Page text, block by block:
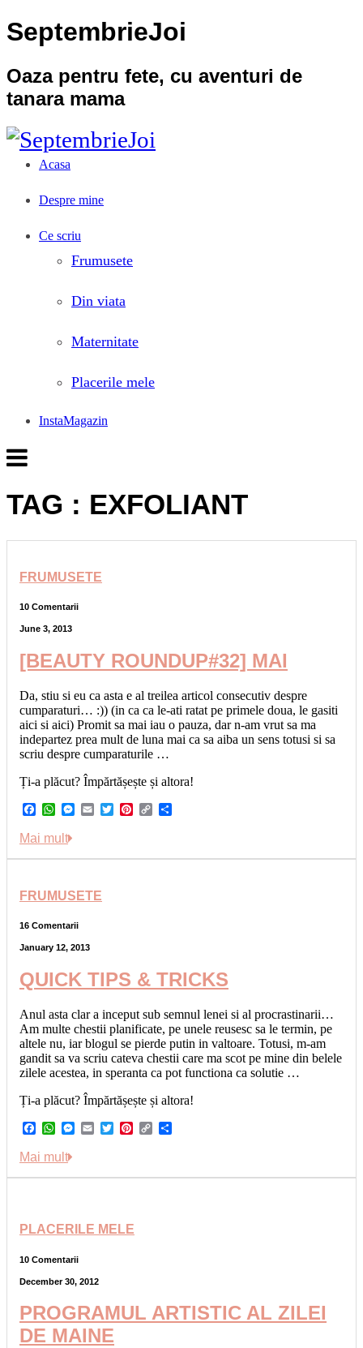
SeptembrieJoi
Oaza pentru fete, cu aventuri de
tanara mama
Acasa
Despre mine
Ce scriu
Frumusete
Din viata
Maternitate
Placerile mele
InstaMagazin
TAG : EXFOLIANT
FRUMUSETE
10 Comentarii
June 3, 2013
[BEAUTY ROUNDUP#32] MAI
Da, stiu si eu ca asta e al treilea articol consecutiv despre
cumparaturi… :)) (in ca ca le-ati ratat pe primele doua, le gasiti
aici si aici) Promit sa mai iau o pauza, dar n-am vrut sa ma
indepartez prea mult de luna mai ca sa aiba un sens totusi si sa
scriu despre cumparaturile …
Ți-a plăcut? Împărtășește și altora!
Facebook
WhatsApp
Messenger
EmailTwitterPinterest
Copy
Mai mult
FRUMUSETE
16 Comentarii
January 12, 2013
QUICK TIPS & TRICKS
Anul asta clar a inceput sub semnul lenei si al procrastinarii…
Am multe chestii planificate, pe unele reusesc sa le termin, pe
altele nu, iar blogul se pierde putin in valtoare. Totusi, m-am
gandit sa va scriu cateva chestii care ma scot pe mine din belele
zilele acestea, in speranta ca pot functiona ca solutie …
Ți-a plăcut? Împărtășește și altora!
Facebook
WhatsApp
Messenger
EmailTwitterPinterest
Copy
Mai mult
PLACERILE MELE
10 Comentarii
December 30, 2012
PROGRAMUL ARTISTIC AL ZILEI
DE MAINE